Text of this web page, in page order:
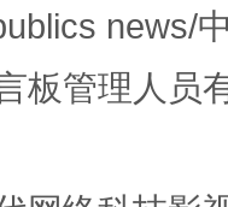
news/
板管理人员